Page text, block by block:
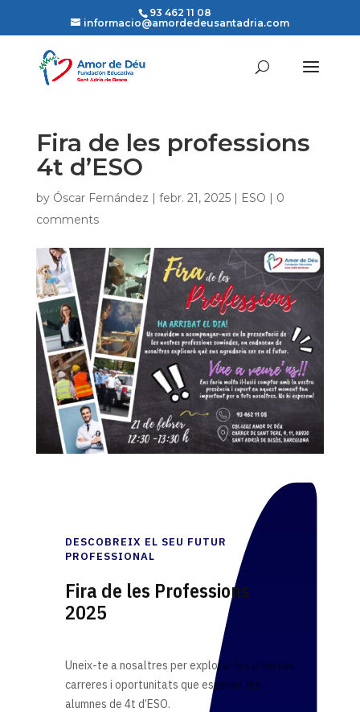
93 462 11 08
informacio@amordedeusantadria.com
Fira de les professions
4t d’ESO
by Óscar Fernández | febr. 21, 2025| ESO | 0
comments
DESCOBREIX EL SEU FUTUR
PROFESSIONAL
Fira de les Professions
2025
Uneix-te a nosaltres per explorar les diverses
carreres i oportunitats que esperen els
alumnes de 4t d’ESO.